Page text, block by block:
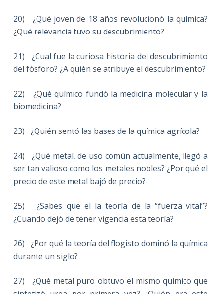
20) ¿Qué joven de 18 años revolucionó la química?
¿Qué relevancia tuvo su descubrimiento?
21) ¿Cual fue la curiosa historia del descubrimiento
del fósforo? ¿A quién se atribuye el descubrimiento?
22) ¿Qué químico fundó la medicina molecular y la
biomedicina?
23) ¿Quién sentó las bases de la química agrícola?
24) ¿Qué metal, de uso común actualmente, llegó a
ser tan valioso como los metales nobles? ¿Por qué el
precio de este metal bajó de precio?
25) ¿Sabes que el la teoría de la “fuerza vital”?
¿Cuando dejó de tener vigencia esta teoría?
26) ¿Por qué la teoría del flogisto dominó la química
durante un siglo?
27) ¿Qué metal puro obtuvo el mismo químico que